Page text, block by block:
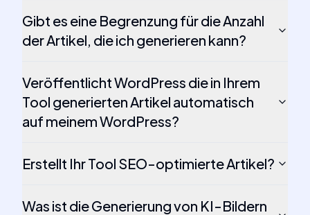
Gibt es eine Begrenzung für die Anzahl
der Artikel, die ich generieren kann?
Veröffentlicht WordPress die in Ihrem
Tool generierten Artikel automatisch
auf meinem WordPress?
Erstellt Ihr Tool SEO-optimierte Artikel?
Was ist die Generierung von KI-Bildern